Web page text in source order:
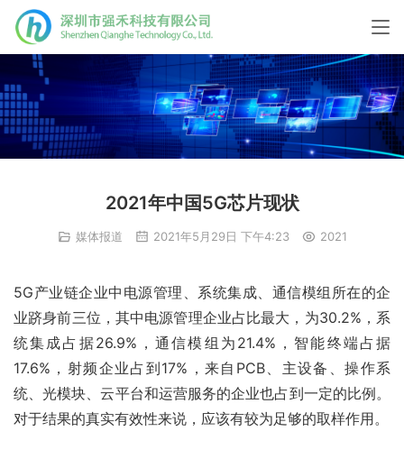
2021年中国5G芯片现状
媒体报道 2021年5月29日 下午4:23 2021
5G产业链企业中电源管理、系统集成、通信模组所在的企
业跻身前三位，其中电源管理企业占比最大，为30.2%，系
统集成占据26.9%，通信模组为21.4%，智能终端占据
17.6%，射频企业占到17%，来自PCB、主设备、操作系
统、光模块、云平台和运营服务的企业也占到一定的比例。
对于结果的真实有效性来说，应该有较为足够的取样作用。